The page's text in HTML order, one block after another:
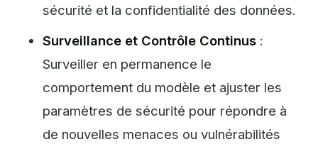
sécurité et la confidentialité des données.
Surveillance et Contrôle Continus :
Surveiller en permanence le
comportement du modèle et ajuster les
paramètres de sécurité pour répondre à
de nouvelles menaces ou vulnérabilités